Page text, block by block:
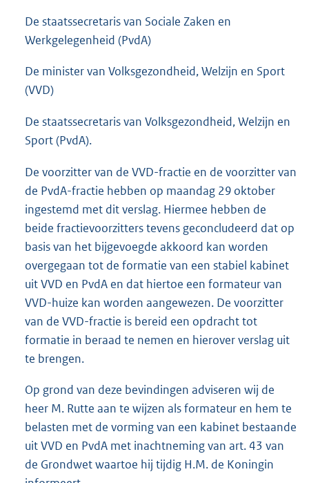
De staatssecretaris van Sociale Zaken en
Werkgelegenheid (PvdA)
De minister van Volksgezondheid, Welzijn en Sport
(VVD)
De staatssecretaris van Volksgezondheid, Welzijn en
Sport (PvdA).
De voorzitter van de VVD-fractie en de voorzitter van
de PvdA-fractie hebben op maandag 29 oktober
ingestemd met dit verslag. Hiermee hebben de
beide fractievoorzitters tevens geconcludeerd dat op
basis van het bijgevoegde akkoord kan worden
overgegaan tot de formatie van een stabiel kabinet
uit VVD en PvdA en dat hiertoe een formateur van
VVD-huize kan worden aangewezen. De voorzitter
van de VVD-fractie is bereid een opdracht tot
formatie in beraad te nemen en hierover verslag uit
te brengen.
Op grond van deze bevindingen adviseren wij de
heer M. Rutte aan te wijzen als formateur en hem te
belasten met de vorming van een kabinet bestaande
uit VVD en PvdA met inachtneming van art. 43 van
de Grondwet waartoe hij tijdig H.M. de Koningin